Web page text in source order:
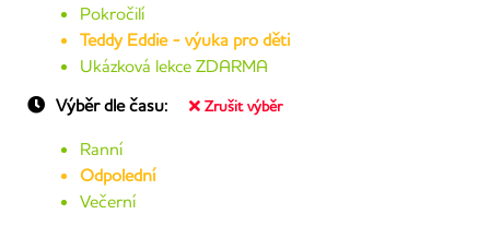
Pokročilí
Teddy Eddie - výuka pro děti
Ukázková lekce ZDARMA
Výběr dle času:
Zrušit výběr
Ranní
Odpolední
Večerní